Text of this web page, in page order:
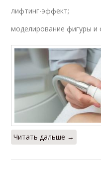
лифтинг-эффект;
моделирование фигуры и
Читать дальше →